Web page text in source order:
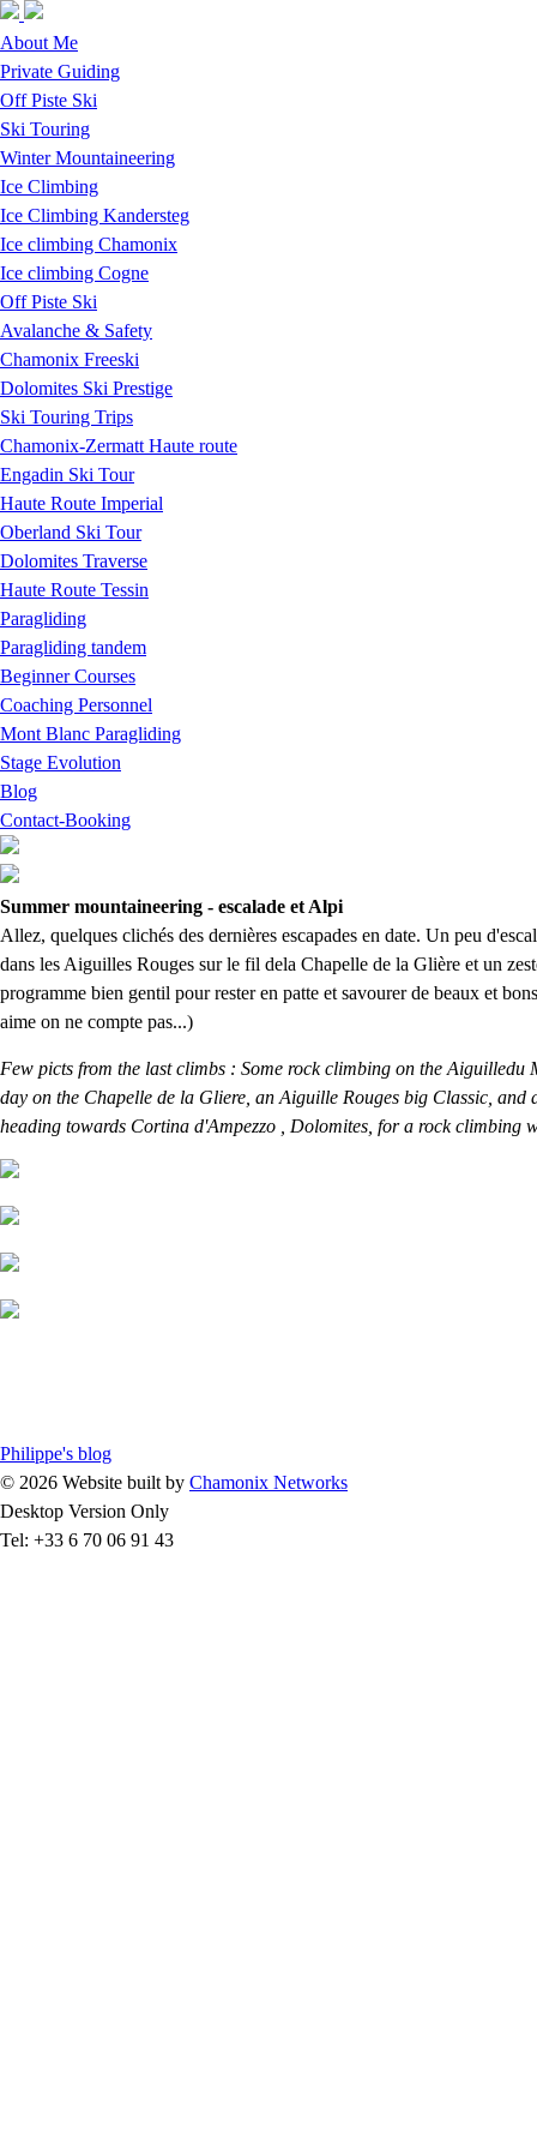
Skip to navigation
Skip to main content
About Me
Private Guiding
Off Piste Ski
Ski Touring
Winter Mountaineering
Ice Climbing
Ice Climbing Kandersteg
Ice climbing Chamonix
Ice climbing Cogne
Off Piste Ski
Avalanche & Safety
Chamonix Freeski
Dolomites Ski Prestige
Ski Touring Trips
Chamonix-Zermatt Haute route
Engadin Ski Tour
Haute Route Imperial
Oberland Ski Tour
Dolomites Traverse
Haute Route Tessin
Paragliding
Paragliding tandem
Beginner Courses
Coaching Personnel
Mont Blanc Paragliding
Stage Evolution
Blog
Contact-Booking
Summer mountaineering - escalade et Alpi
Allez, quelques clichés des dernières escapades en date. Un peu
dans les Aiguilles Rouges sur le fil dela Chapelle de la Glière et un
programme bien gentil pour rester en patte et savourer de beaux et
aime on ne compte pas...)
Few picts from the last climbs : Some rock climbing on the
day on the Chapelle de la Gliere, an Aiguille Rouges big Classic,
heading towards Cortina d'Ampezzo , Dolomites, for a rock climbing
Philippe's blog
© 2026 Website built by Chamonix Networks
Desktop Version Only
Tel: +33 6 70 06 91 43